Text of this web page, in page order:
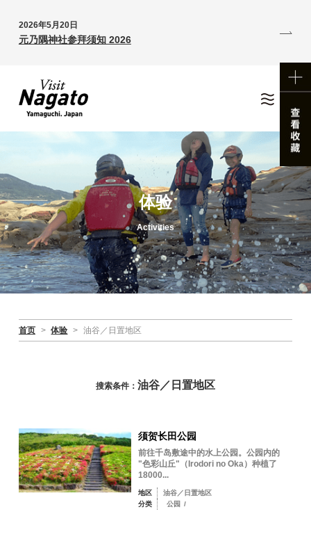
2026年5月20日
元乃隅神社参拜须知 2026
首页 > 体验 > 油谷／日置地区
体验
Activities
搜索条件： 油谷／日置地区
须贺长田公园
前往千岛敷途中的水上公园。公园内的
"色彩山丘"（Irodori no Oka）种植了
18000...
地区
油谷／日置地区
分类
公园 /